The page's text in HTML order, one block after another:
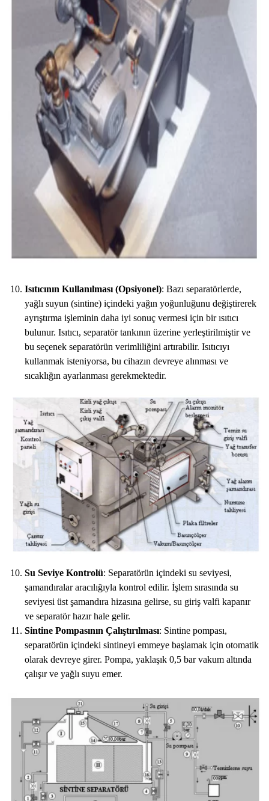
Isıtıcının Kullanılması (Opsiyonel): Bazı separatörlerde,
yağlı suyun (sintine) içindeki yağın yoğunluğunu değiştirerek
ayrıştırma işleminin daha iyi sonuç vermesi için bir ısıtıcı
bulunur. Isıtıcı, separatör tankının üzerine yerleştirilmiştir ve
bu seçenek separatörün verimliliğini artırabilir. Isıtıcıyı
kullanmak isteniyorsa, bu cihazın devreye alınması ve
sıcaklığın ayarlanması gerekmektedir.
Su Seviye Kontrolü: Separatörün içindeki su seviyesi,
şamandıralar aracılığıyla kontrol edilir. İşlem sırasında su
seviyesi üst şamandıra hizasına gelirse, su giriş valfi kapanır
ve separatör hazır hale gelir.
Sintine Pompasının Çalıştırılması: Sintine pompası,
separatörün içindeki sintineyi emmeye başlamak için otomatik
olarak devreye girer. Pompa, yaklaşık 0,5 bar vakum altında
çalışır ve yağlı suyu emer.